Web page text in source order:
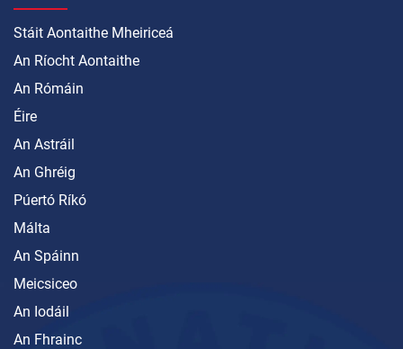
Stáit Aontaithe Mheiriceá
An Ríocht Aontaithe
An Rómáin
Éire
An Astráil
An Ghréig
Púertó Ríkó
Málta
An Spáinn
Meicsiceo
An Iodáil
An Fhrainc